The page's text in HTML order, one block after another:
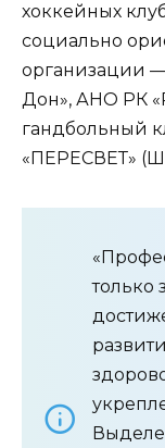
хоккейных
социально
организации
Дон», АНО РК
гандбольный
«ПЕРЕСВЕТ»
только